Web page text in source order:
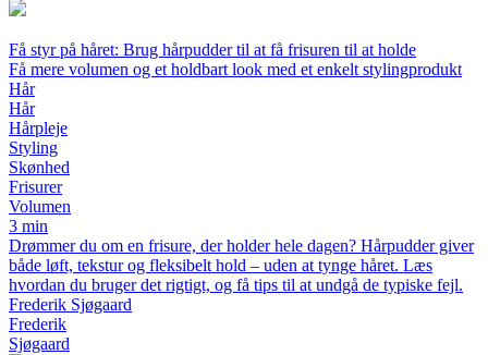
Få styr på håret: Brug hårpudder til at få frisuren til at holde
Få mere volumen og et holdbart look med et enkelt stylingprodukt
Hår
Hår
Hårpleje
Styling
Skønhed
Frisurer
Volumen
3 min
Drømmer du om en frisure, der holder hele dagen? Hårpudder giver
både løft, tekstur og fleksibelt hold – uden at tynge håret. Læs
hvordan du bruger det rigtigt, og få tips til at undgå de typiske fejl.
Frederik Sjøgaard
Frederik
Sjøgaard